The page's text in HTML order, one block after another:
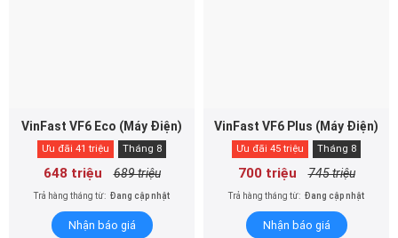
VinFast VF6 Eco (Máy Điện)
Ưu đãi 41 triệu Tháng 8
648 triệu 689 triệu
Trả hàng tháng từ: Đang cập nhật
Nhận báo giá
VinFast VF6 Plus (Máy Điện)
Ưu đãi 45 triệu Tháng 8
700 triệu 745 triệu
Trả hàng tháng từ: Đang cập nhật
Nhận báo giá